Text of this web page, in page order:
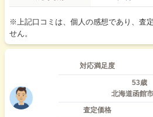
※上記口コミは、個人の感想であり、査
せん。
対応満足度
53歳
北海道函館市
査定価格